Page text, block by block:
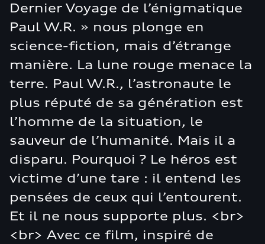
Dernier Voyage de l’énigmatique
Paul W.R. » nous plonge en
science-fiction, mais d’étrange
manière. La lune rouge menace la
terre. Paul W.R., l’astronaute le
plus réputé de sa génération est
l’homme de la situation, le
sauveur de l’humanité. Mais il a
disparu. Pourquoi ? Le héros est
victime d’une tare : il entend les
pensées de ceux qui l’entourent.
Et il ne nous supporte plus. <br>
<br> Avec ce film, inspiré de